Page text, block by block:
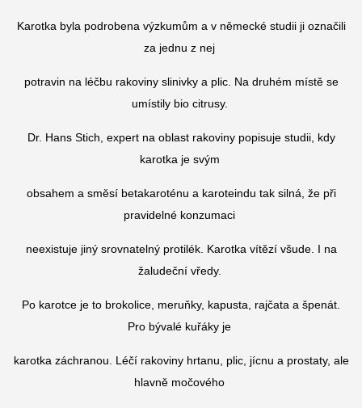
Karotka byla podrobena výzkumům a v německé studii ji označili
za jednu z nej
potravin na léčbu rakoviny slinivky a plic. Na druhém místě se
umístily bio citrusy.
Dr. Hans Stich, expert na oblast rakoviny popisuje studii, kdy
karotka je svým
obsahem a směsí betakaroténu a karoteindu tak silná, že při
pravidelné konzumaci
neexistuje jiný srovnatelný protilék. Karotka vítězí všude. I na
žaludeční vředy.
Po karotce je to brokolice, meruňky, kapusta, rajčata a špenát.
Pro bývalé kuřáky je
karotka záchranou. Léčí rakoviny hrtanu, plic, jícnu a prostaty, ale
hlavně močového